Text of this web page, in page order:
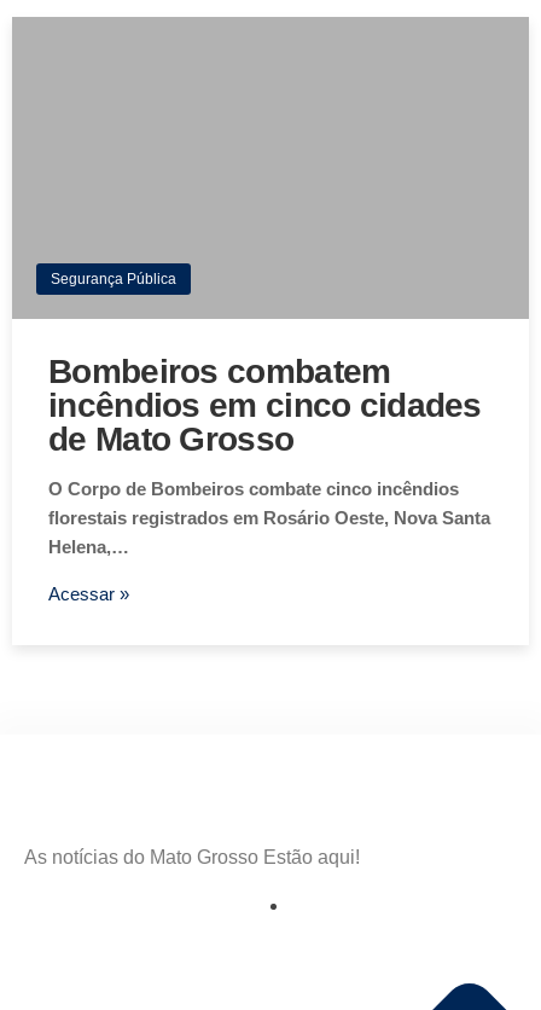
Segurança Pública
Bombeiros combatem
incêndios em cinco cidades
de Mato Grosso
O Corpo de Bombeiros combate cinco incêndios
florestais registrados em Rosário Oeste, Nova Santa
Helena,…
Acessar »
As notícias do Mato Grosso Estão aqui!